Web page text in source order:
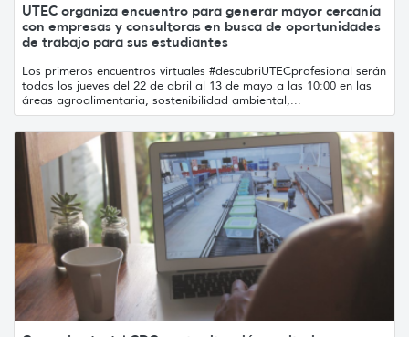
UTEC organiza encuentro para generar mayor cercanía
con empresas y consultoras en busca de oportunidades
de trabajo para sus estudiantes
Los primeros encuentros virtuales #descubriUTECprofesional serán
todos los jueves del 22 de abril al 13 de mayo a las 10:00 en las
áreas agroalimentaria, sostenibilidad ambiental,...